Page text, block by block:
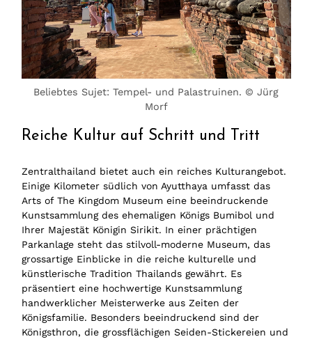
Beliebtes Sujet: Tempel- und Palastruinen. © Jürg
Morf
Reiche Kultur auf Schritt und Tritt
Zentralthailand bietet auch ein reiches Kulturangebot.
Einige Kilometer südlich von Ayutthaya umfasst das
Arts of The Kingdom Museum eine beeindruckende
Kunstsammlung des ehemaligen Königs Bumibol und
Ihrer Majestät Königin Sirikit. In einer prächtigen
Parkanlage steht das stilvoll-moderne Museum, das
grossartige Einblicke in die reiche kulturelle und
künstlerische Tradition Thailands gewährt. Es
präsentiert eine hochwertige Kunstsammlung
handwerklicher Meisterwerke aus Zeiten der
Königsfamilie. Besonders beeindruckend sind der
Königsthron, die grossflächigen Seiden-Stickereien und